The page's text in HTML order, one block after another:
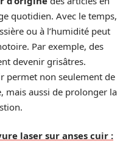
quotidien. Avec le temps,
ou à l’humidité peut
Par exemple, des
devenir grisâtres.
permet non seulement de
mais aussi de prolonger la
laser sur anses cuir :